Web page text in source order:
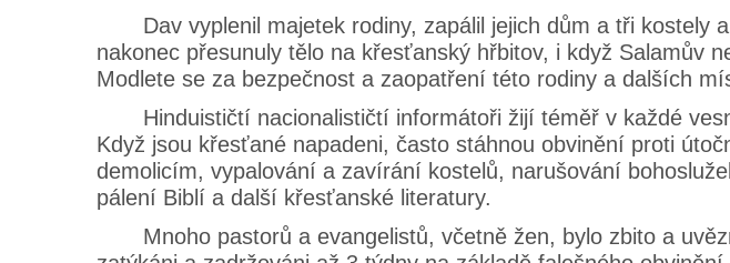
Dav vyplenil majetek rodiny, zapálil jejich dům a tři kostely
nakonec přesunuly tělo na křesťanský hřbitov, i když Salamův
Modlete se za bezpečnost a zaopatření této rodiny a dalších
Hinduističtí nacionalističtí informátoři žijí téměř v každé
Když jsou křesťané napadeni, často stáhnou obvinění proti
demolicím, vypalování a zavírání kostelů, narušování
pálení Biblí a další křesťanské literatury.
Mnoho pastorů a evangelistů, včetně žen, bylo zbito a